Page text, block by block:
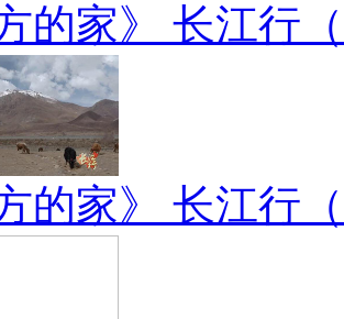
的家》 长江行
的家》 长江行